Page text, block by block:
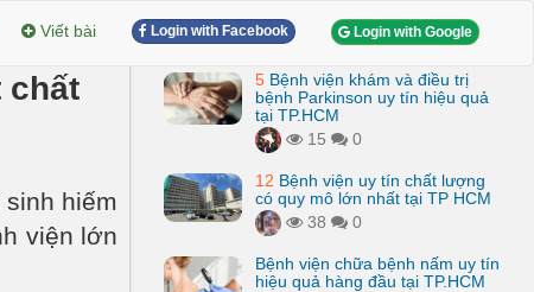
Viết bài Login with Facebook Login with Google
chất
hiếm
viện lớn
5 Bệnh viện khám và điều trị
bệnh Parkinson uy tín hiệu quả
tại TP.HCM
15
0
12 Bệnh viện uy tín chất lượng
có quy mô lớn nhất tại TP HCM
38
0
Bệnh viện chữa bệnh nấm uy tín
hiệu quả hàng đầu tại TP.HCM